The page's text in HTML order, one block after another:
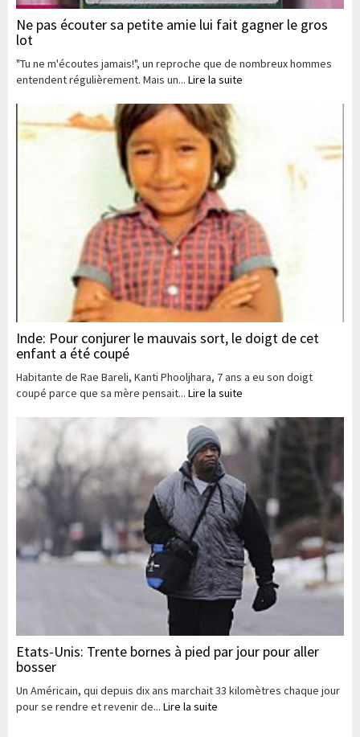
Ne pas écouter sa petite amie lui fait gagner le gros
lot
"Tu ne m'écoutes jamais!", un reproche que de nombreux hommes
entendent régulièrement. Mais un... Lire la suite
Inde: Pour conjurer le mauvais sort, le doigt de cet
enfant a été coupé
Habitante de Rae Bareli, Kanti Phooljhara, 7 ans a eu son doigt
coupé parce que sa mère pensait... Lire la suite
Etats-Unis: Trente bornes à pied par jour pour aller
bosser
Un Américain, qui depuis dix ans marchait 33 kilomètres chaque jour
pour se rendre et revenir de... Lire la suite